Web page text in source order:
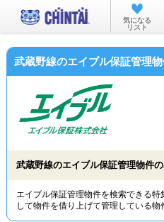
お部屋
沿
物
気になる
リスト
武蔵野線のエイブル保証管理
武蔵野線のエイブル保証管理物件
エイブル保証管理物件を検索できる
して物件を借り上げて管理している物